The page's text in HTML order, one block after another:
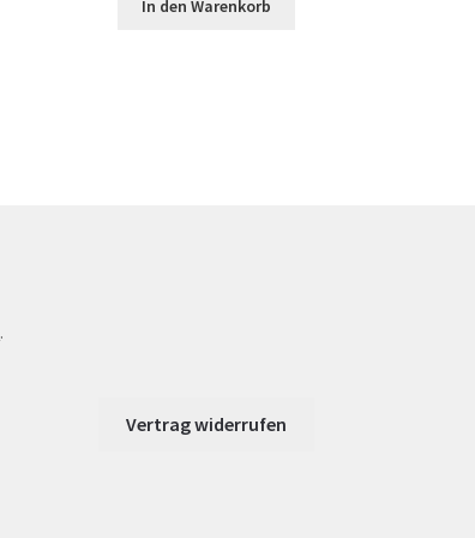
In den Warenkorb
.
Vertrag widerrufen